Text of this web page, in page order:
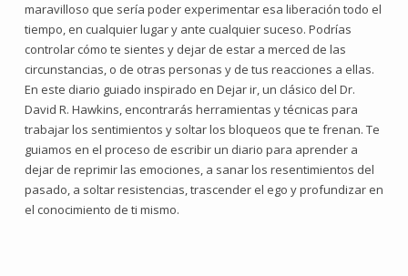
maravilloso que sería poder experimentar esa liberación todo el
tiempo, en cualquier lugar y ante cualquier suceso. Podrías
controlar cómo te sientes y dejar de estar a merced de las
circunstancias, o de otras personas y de tus reacciones a ellas.
En este diario guiado inspirado en Dejar ir, un clásico del Dr.
David R. Hawkins, encontrarás herramientas y técnicas para
trabajar los sentimientos y soltar los bloqueos que te frenan. Te
guiamos en el proceso de escribir un diario para aprender a
dejar de reprimir las emociones, a sanar los resentimientos del
pasado, a soltar resistencias, trascender el ego y profundizar en
el conocimiento de ti mismo.